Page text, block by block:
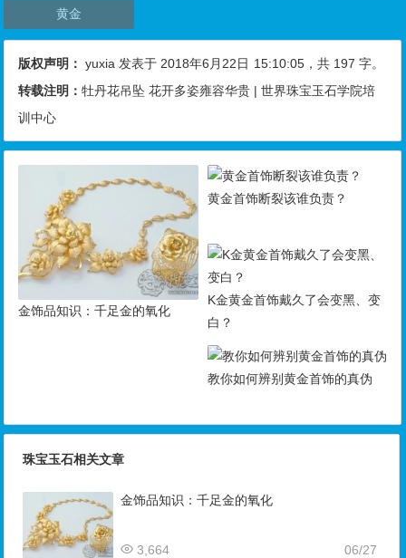
黄金
版权声明： yuxia 发表于 2018年6月22日 15:10:05 ，共 197 字。
转载注明：牡丹花吊坠 花开多姿雍容华贵 | 世界珠宝玉石学院培
训中心
金饰品知识：千足金的氧化
黄金首饰断裂该谁负责？
K金黄金首饰戴久了会变黑、变
白？
教你如何辨别黄金首饰的真伪
珠宝玉石相关文章
金饰品知识：千足金的氧化
06/27
3,664